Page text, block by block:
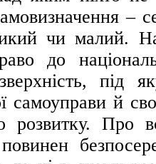
–
чи малий.
до
під
самоуправи й
розвитку. Про